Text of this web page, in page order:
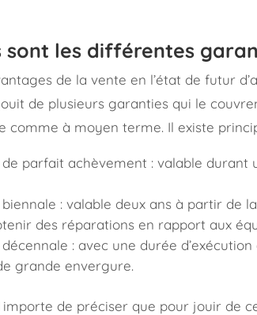
sont les différentes
de la vente en l’état de futur
de plusieurs garanties qui le
comme à moyen terme. Il existe
parfait achèvement : valable durant
: valable deux ans à partir de
des réparations en rapport aux
: avec une durée
grande envergure.
importe de préciser que pour jouir de